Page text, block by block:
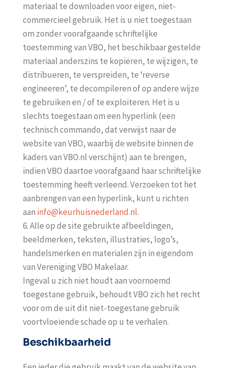
materiaal te downloaden voor eigen, niet-
commercieel gebruik. Het is u niet toegestaan
om zonder voorafgaande schriftelijke
toestemming van VBO, het beschikbaar gestelde
materiaal anderszins te kopiëren, te wijzigen, te
distribueren, te verspreiden, te ‘reverse
engineeren’, te decompileren of op andere wijze
te gebruiken en / of te exploiteren. Het is u
slechts toegestaan om een hyperlink (een
technisch commando, dat verwijst naar de
website van VBO, waarbij de website binnen de
kaders van VBO.nl verschijnt) aan te brengen,
indien VBO daartoe voorafgaand haar schriftelijke
toestemming heeft verleend. Verzoeken tot het
aanbrengen van een hyperlink, kunt u richten
aan info@keurhuisnederland.nl.
6. Alle op de site gebruikte afbeeldingen,
beeldmerken, teksten, illustraties, logo’s,
handelsmerken en materialen zijn in eigendom
van Vereniging VBO Makelaar.
Ingeval u zich niet houdt aan voornoemd
toegestane gebruik, behoudt VBO zich het recht
voor om de uit dit niet-toegestane gebruik
voortvloeiende schade op u te verhalen.
Beschikbaarheid